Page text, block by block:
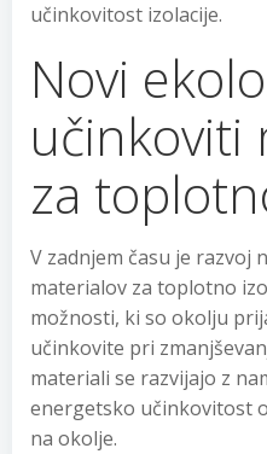
učinkovitost izolacije.
Novi
učinkoviti
za
V zadnjem času je razvoj
materialov za toplotno
možnosti, ki so okolju
učinkovite pri
materiali se razvijajo z
energetsko učinkovitost
na okolje.